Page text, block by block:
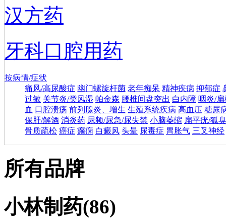
汉方药
牙科口腔用药
按病情/症状
痛风/高尿酸症 幽门螺旋杆菌 老年痴呆 精神疾病 抑郁症
过敏 关节炎/类风湿 帕金森 腰椎间盘突出 白内障 咽炎/
血 口腔溃疡 前列腺炎、增生 生殖系统疾病 高血压 糖尿
保肝/解酒 消炎药 尿频/尿急/尿失禁 小脑萎缩 扁平疣/狐臭
骨质疏松 癌症 癫痫 白癜风 头晕 尿毒症 胃胀气 三叉神经
所有品牌
小林制药(86)